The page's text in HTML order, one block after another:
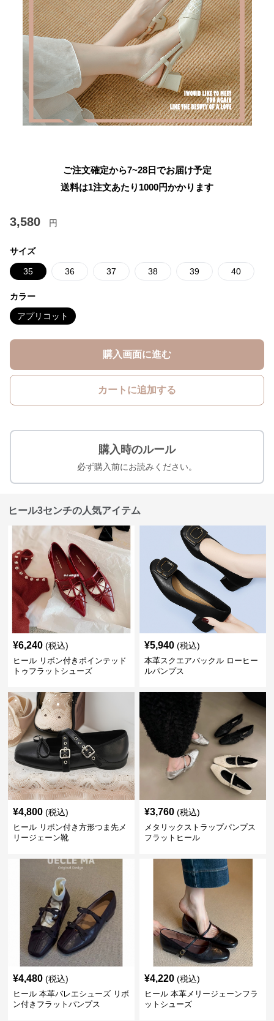
ご注文確定から7~28日でお届け予定
送料は1注文あたり 1000円かかります
3,580 円
サイズ
35 36 37 38 39 40
カラー
アプリコット
購入画面に進む
カートに追加する
購入時のルール
必ず購入前にお読みください。
ヒール3センチの人気アイテム
¥6,240 (税込)
ヒール リボン付きポインテッド
トゥフラットシューズ
¥5,940 (税込)
本革スクエアバックル ローヒー
ルパンプス
¥4,800 (税込)
ヒール リボン付き方形つま先メ
リージェーン靴
¥3,760 (税込)
メタリックストラップパンプス
フラットヒール
¥4,480 (税込)
ヒール 本革バレエシューズ リボ
ン付きフラットパンプス
¥4,220 (税込)
ヒール 本革メリージェーンフラ
ットシューズ